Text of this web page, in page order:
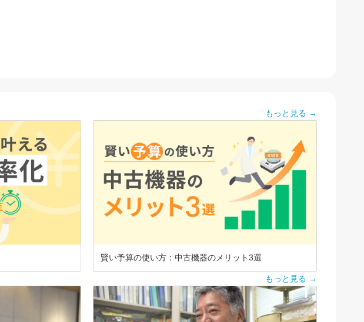
もっと見る →
賢い予算の使い方：中古機器のメリット3選
もっと見る →